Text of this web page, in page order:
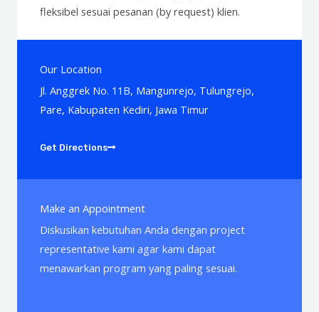
fleksibel sesuai pesanan (by request) klien.
Our Location
Jl. Anggrek No. 11B, Mangunrejo, Tulungrejo,
Pare, Kabupaten Kediri, Jawa Timur
Get Directions
Make an Appointment
Diskusikan kebutuhan Anda dengan project
representative kami agar kami dapat
menawarkan program yang paling sesuai.